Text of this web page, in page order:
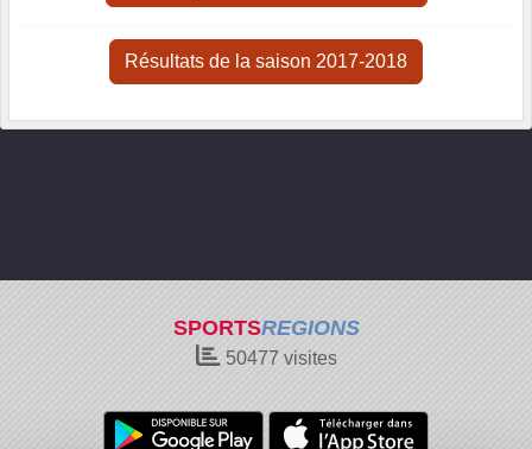
Résultats de la saison 2017-2018
SPORTSREGIONS
50477 visites